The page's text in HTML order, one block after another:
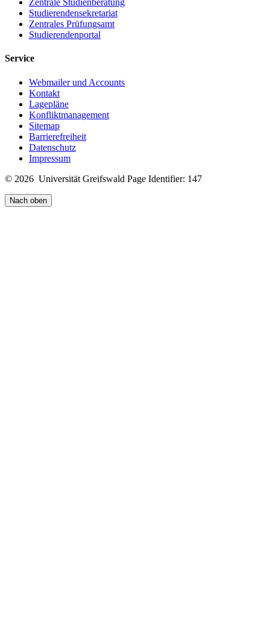
Zentrale Studienberatung
Studierendensekretariat
Zentrales Prüfungsamt
Studierendenportal
Service
Webmailer und Accounts
Kontakt
Lagepläne
Konfliktmanagement
Sitemap
Barrierefreiheit
Datenschutz
Impressum
© 2026 Universität Greifswald Page Identifier: 147
Nach oben